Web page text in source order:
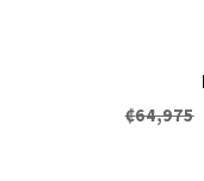
₡64,975